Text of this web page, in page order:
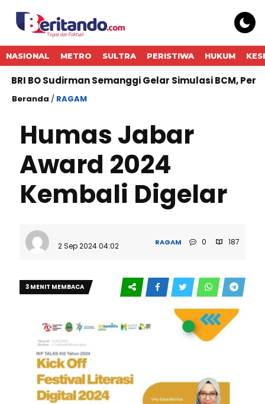
NASIONAL METRO SULTRA PERISTIWA HUKUM
Semanggi Gelar Simulasi BCM, Perkuat
Beranda / RAGAM
Humas Jabar
Award 2024
Kembali Digelar
2 Sep 2024 04:02 RAGAM 0 187
3 MENIT MEMBACA